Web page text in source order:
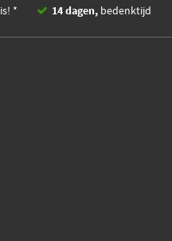
* 14 dagen, bedenktijd